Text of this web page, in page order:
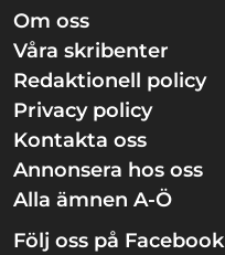
Om oss
Våra skribenter
Redaktionell policy
Privacy policy
Kontakta oss
Annonsera hos oss
Alla ämnen A-Ö
Följ oss på Facebook